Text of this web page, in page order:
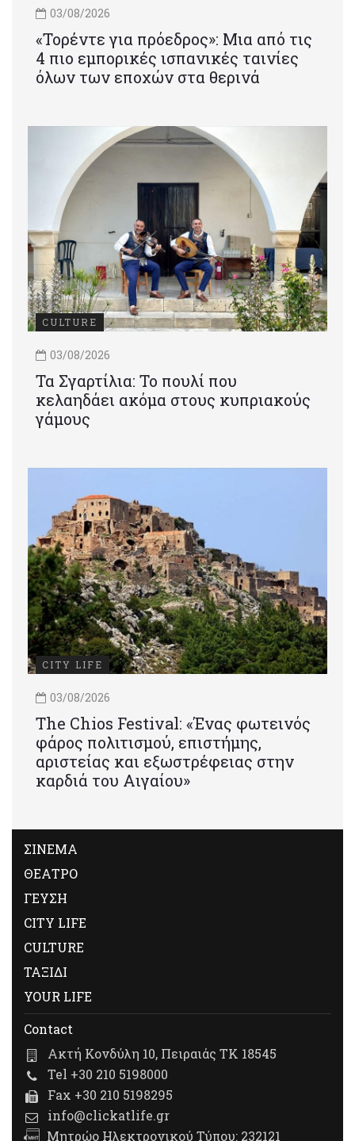
03/08/2026
«Τορέντε για πρόεδρος»: Mια από τις
4 πιο εμπορικές ισπανικές ταινίες
όλων των εποχών στα θερινά
CULTURE
03/08/2026
Τα Σγαρτίλια: Το πουλί που
κελαηδάει ακόμα στους κυπριακούς
γάμους
CITY LIFE
03/08/2026
Τhe Chios Festival: «Ένας φωτεινός
φάρος πολιτισμού, επιστήμης,
αριστείας και εξωστρέφειας στην
καρδιά του Αιγαίου»
ΣΙΝΕΜΑ
ΘΕΑΤΡΟ
ΓΕΥΣΗ
CITY LIFE
CULTURE
ΤΑΞΙΔΙ
YOUR LIFE
Contact
Ακτή Κονδύλη 10, Πειραιάς ΤΚ 18545
Tel +30 210 5198000
Fax +30 210 5198295
info@clickatlife.gr
Μητρώο Ηλεκτρονικού Τύπου: 232121